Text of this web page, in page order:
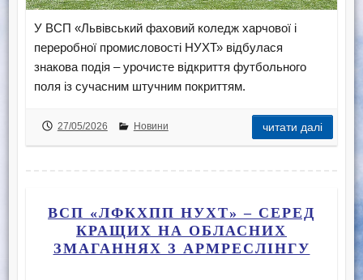
У ВСП «Львівський фаховий коледж харчової і
переробної промисловості НУХТ» відбулася
знакова подія – урочисте відкриття футбольного
поля із сучасним штучним покриттям.
27/05/2026 Новини читати далі
ВСП «ЛФКХПП НУХТ» – СЕРЕД
КРАЩИХ НА ОБЛАСНИХ
ЗМАГАННЯХ З АРМРЕСЛІНГУ